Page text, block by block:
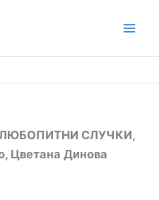
СЛУЧКИ,
Цветана Динова